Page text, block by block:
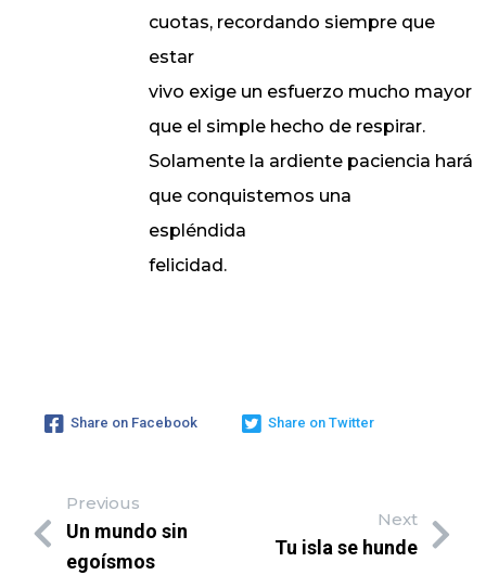
cuotas, recordando siempre que
estar
vivo exige un esfuerzo mucho mayor
que el simple hecho de respirar.
Solamente la ardiente paciencia hará
que conquistemos una
espléndida
felicidad.
Share on Facebook Share on Twitter
Previous
Un mundo sin
egoísmos
Next
Tu isla se hunde